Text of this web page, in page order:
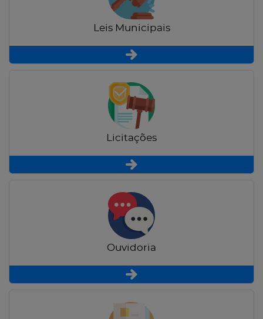
Leis Municipais
Licitações
Ouvidoria